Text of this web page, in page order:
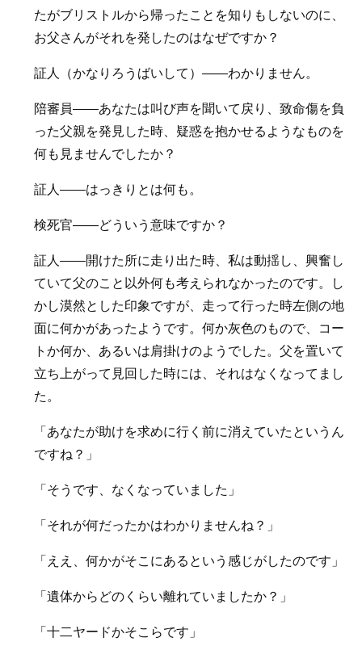
たがブリストルから帰ったことを知りもしないのに、
お父さんがそれを発したのはなぜですか？
証人（かなりろうばいして）――わかりません。
陪審員――あなたは叫び声を聞いて戻り、致命傷を負
った父親を発見した時、疑惑を抱かせるようなものを
何も見ませんでしたか？
証人――はっきりとは何も。
検死官――どういう意味ですか？
証人――開けた所に走り出た時、私は動揺し、興奮し
ていて父のこと以外何も考えられなかったのです。し
かし漠然とした印象ですが、走って行った時左側の地
面に何かがあったようです。何か灰色のもので、コー
トか何か、あるいは肩掛けのようでした。父を置いて
立ち上がって見回した時には、それはなくなってまし
た。
「あなたが助けを求めに行く前に消えていたというん
ですね？」
「そうです、なくなっていました」
「それが何だったかはわかりませんね？」
「ええ、何かがそこにあるという感じがしたのです」
「遺体からどのくらい離れていましたか？」
「十二ヤードかそこらです」